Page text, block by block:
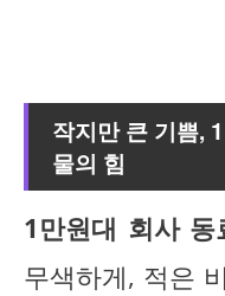
작지만 큰 기쁨,
물의 힘
1만원대 회사
무색하게, 적은